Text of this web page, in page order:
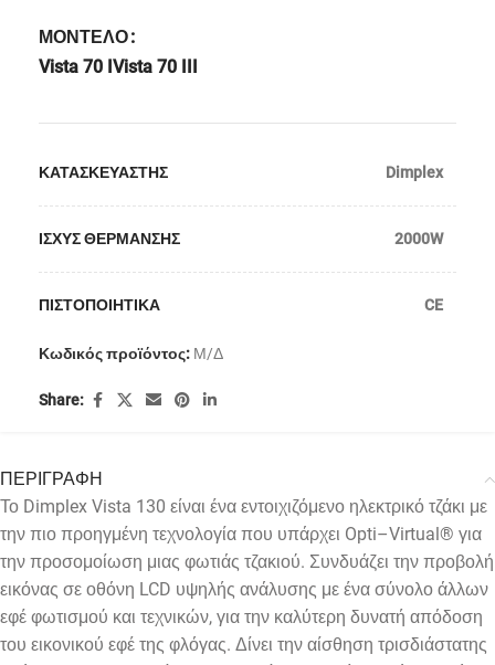
ΜΟΝΤΕΛΟ
Vista 70 I Vista 70 III
ΚΑΤΑΣΚΕΥΑΣΤΗΣ Dimplex
ΙΣΧΥΣ ΘΕΡΜΑΝΣΗΣ 2000W
ΠΙΣΤΟΠΟΙΗΤΙΚΑ CE
Κωδικός προϊόντος: Μ/Δ
Share:
ΠΕΡΙΓΡΑΦΗ
Το Dimplex Vista 130 είναι ένα εντοιχιζόμενο ηλεκτρικό τζάκι με
την πιο προηγμένη τεχνολογία που υπάρχει Opti–Virtual® για
την προσομοίωση μιας φωτιάς τζακιού. Συνδυάζει την προβολή
εικόνας σε οθόνη LCD υψηλής ανάλυσης με ένα σύνολο άλλων
εφέ φωτισμού και τεχνικών, για την καλύτερη δυνατή απόδοση
του εικονικού εφέ της φλόγας. Δίνει την αίσθηση τρισδιάστατης